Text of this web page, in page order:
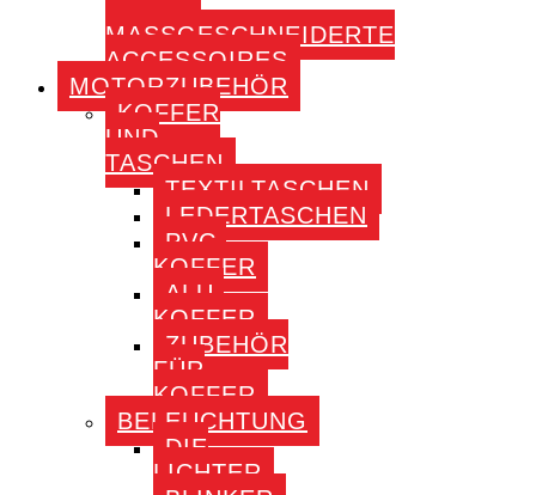
MASSGESCHNEIDERTE A
CCESSOIRES
MOTORZUBEHÖR
KOFFER
UND
TASCHEN
TEXTILTASCHEN
LEDERTASCHEN
PVC-
KOFFER
ALU-
KOFFER
ZUBEHÖR
FÜR
KOFFER
BELEUCHTUNG
DIE
LICHTER